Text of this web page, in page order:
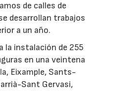
de calles de
desarrollan trabajos
a un año.
la instalación de 255
en una veintena
Eixample, Sants-
Sant Gervasi,